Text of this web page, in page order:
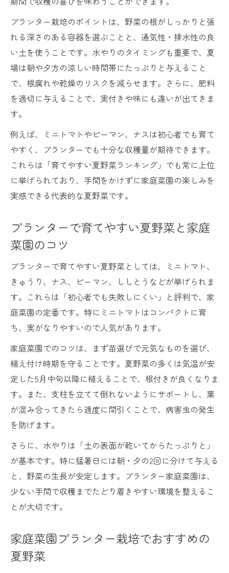
プランター栽培のポイントは、野菜の根がしっかりと張
れる深さのある容器を選ぶことと、通気性・排水性の良
い土を使うことです。水やりのタイミングも重要で、夏
場は朝や夕方の涼しい時間帯にたっぷりと与えること
で、根腐れや乾燥のリスクを減らせます。さらに、肥料
を適切に与えることで、実付きや味にも違いが出てきま
す。
例えば、ミニトマトやピーマン、ナスは初心者でも育て
やすく、プランターでも十分な収穫量が期待できます。
これらは「育てやすい夏野菜ランキング」でも常に上位
に挙げられており、手間をかけずに家庭菜園の楽しみを
実感できる代表的な夏野菜です。
プランターで育てやすい夏野菜と家庭
菜園のコツ
プランターで育てやすい夏野菜としては、ミニトマト、
きゅうり、ナス、ピーマン、ししとうなどが挙げられま
す。これらは「初心者でも失敗しにくい」と評判で、家
庭菜園の定番です。特にミニトマトはコンパクトに育
ち、実がなりやすいので人気があります。
家庭菜園でのコツは、まず苗選びで元気なものを選び、
植え付け時期を守ることです。夏野菜の多くは気温が安
定した5月中旬以降に植えることで、根付きが良くなりま
す。また、支柱を立てて倒れないようにサポートし、葉
が混み合ってきたら適度に間引くことで、病害虫の発生
を防げます。
さらに、水やりは「土の表面が乾いてからたっぷりと」
が基本です。特に猛暑日には朝・夕の2回に分けて与える
と、野菜の生長が安定します。プランター家庭菜園は、
少ない手間で収穫までたどり着きやすい環境を整えるこ
とが大切です。
家庭菜園プランター栽培でおすすめの
夏野菜